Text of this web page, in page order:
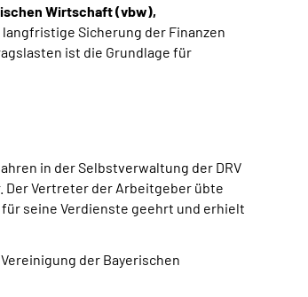
Wirtschaft (vbw),
Sicherung der Finanzen
ist die Grundlage für
in der Selbstverwaltung der DRV
Der Vertreter der Arbeitgeber übte
seine Verdienste geehrt und erhielt
der Bayerischen